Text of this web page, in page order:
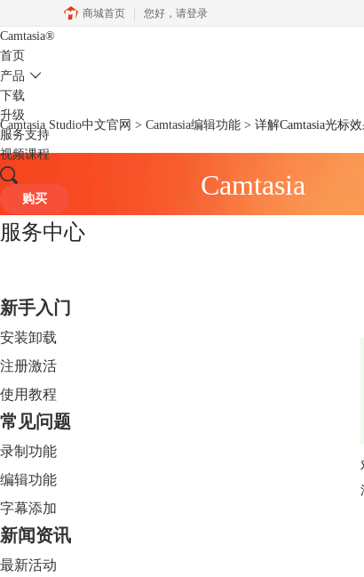
商城首页 您好， 请登录
Camtasia®
首页
产品
下载
升级
服务支持
视频课程
购买
Camtasia Studio中文官网 > Camtasia编辑功能 > 详解Camtasia光标
Camtasia
服务中心
新手入门
安装卸载
注册激活
使用教程
常见问题
录制功能
编辑功能
字幕添加
新闻资讯
最新活动